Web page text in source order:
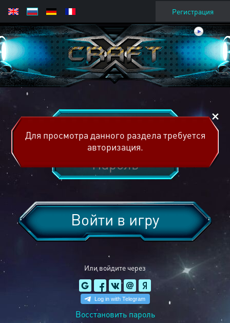
Регистрация
Или войдите через
Войти в игру
Восстановить пароль
Для просмотра данного раздела требуется
авторизация.